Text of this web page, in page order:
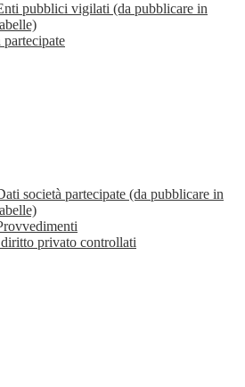
pubblici vigilati (da pubblicare in
partecipate
società partecipate (da pubblicare in
privato controllati